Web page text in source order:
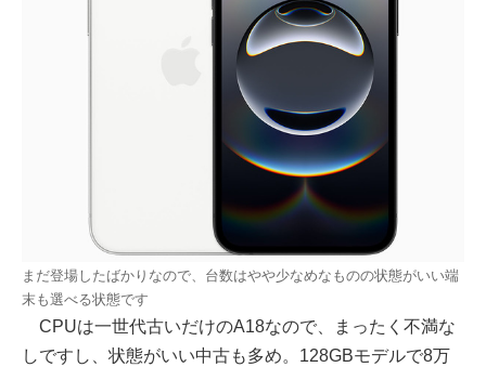
まだ登場したばかりなので、台数はやや少なめなものの状態がいい端
末も選べる状態です
CPUは一世代古いだけのA18なので、まったく不満な
しですし、状態がいい中古も多め。128GBモデルで8万